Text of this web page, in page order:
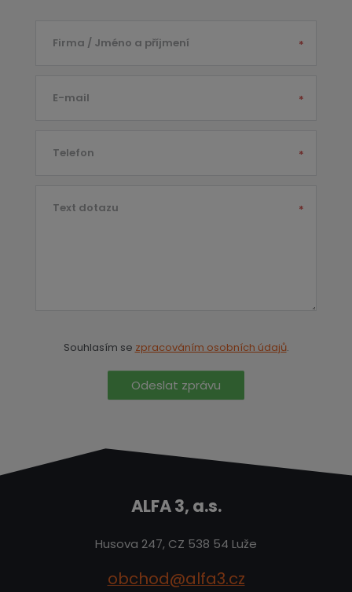
Firma / Jméno a příjmení *
E-mail *
Telefon *
Text dotazu *
Odeslat zprávu
Souhlasím se zpracováním osobních údajů.
ALFA 3, a.s.
Husova 247, CZ 538 54 Luže
obchod@alfa3.cz